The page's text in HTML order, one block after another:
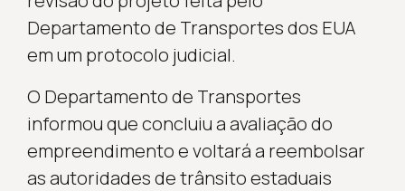
Departamento de Transportes dos EUA
em um protocolo judicial.
O Departamento de Transportes
informou que concluiu a avaliação do
empreendimento e voltará a reembolsar
as autoridades de trânsito estaduais